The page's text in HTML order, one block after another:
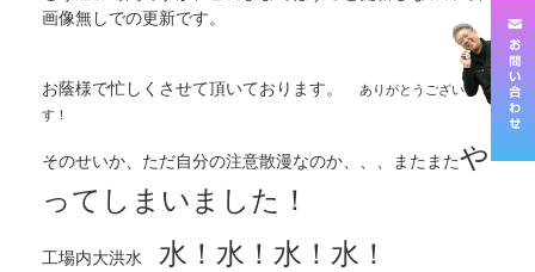
画像無しでの更新です。
お蔭様で忙しくさせて頂いております。
ありがとうございま
す！
そのせいか、ただ自分の注意散漫なのか、、、またまたや
ってしまいました！
工場内大洪水 水！水！水！水！